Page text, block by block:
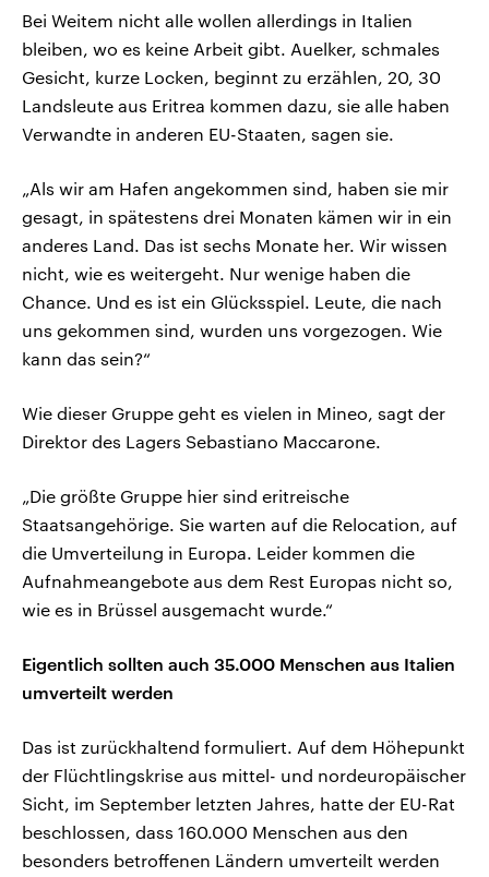
Bei Weitem nicht alle wollen allerdings in Italien
bleiben, wo es keine Arbeit gibt. Auelker, schmales
Gesicht, kurze Locken, beginnt zu erzählen, 20, 30
Landsleute aus Eritrea kommen dazu, sie alle haben
Verwandte in anderen EU-Staaten, sagen sie.
„Als wir am Hafen angekommen sind, haben sie mir
gesagt, in spätestens drei Monaten kämen wir in ein
anderes Land. Das ist sechs Monate her. Wir wissen
nicht, wie es weitergeht. Nur wenige haben die
Chance. Und es ist ein Glücksspiel. Leute, die nach
uns gekommen sind, wurden uns vorgezogen. Wie
kann das sein?“
Wie dieser Gruppe geht es vielen in Mineo, sagt der
Direktor des Lagers Sebastiano Maccarone.
„Die größte Gruppe hier sind eritreische
Staatsangehörige. Sie warten auf die Relocation, auf
die Umverteilung in Europa. Leider kommen die
Aufnahmeangebote aus dem Rest Europas nicht so,
wie es in Brüssel ausgemacht wurde.“
Eigentlich sollten auch 35.000 Menschen aus Italien
umverteilt werden
Das ist zurückhaltend formuliert. Auf dem Höhepunkt
der Flüchtlingskrise aus mittel- und nordeuropäischer
Sicht, im September letzten Jahres, hatte der EU-Rat
beschlossen, dass 160.000 Menschen aus den
besonders betroffenen Ländern umverteilt werden